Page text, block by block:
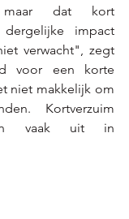
maar dat kort
dergelijke impact
verwacht", zegt
voor een korte
niet makkelijk om
Kortverzuim
vaak uit in